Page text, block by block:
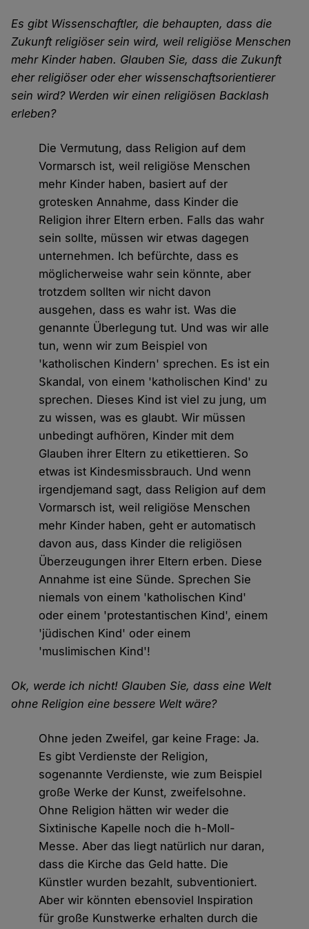
Es gibt Wissenschaftler, die behaupten, dass die
Zukunft religiöser sein wird, weil religiöse Menschen
mehr Kinder haben. Glauben Sie, dass die Zukunft
eher religiöser oder eher wissenschaftsorientierer
sein wird? Werden wir einen religiösen Backlash
erleben?
Die Vermutung, dass Religion auf dem
Vormarsch ist, weil religiöse Menschen
mehr Kinder haben, basiert auf der
grotesken Annahme, dass Kinder die
Religion ihrer Eltern erben. Falls das wahr
sein sollte, müssen wir etwas dagegen
unternehmen. Ich befürchte, dass es
möglicherweise wahr sein könnte, aber
trotzdem sollten wir nicht davon
ausgehen, dass es wahr ist. Was die
genannte Überlegung tut. Und was wir alle
tun, wenn wir zum Beispiel von
'katholischen Kindern' sprechen. Es ist ein
Skandal, von einem 'katholischen Kind' zu
sprechen. Dieses Kind ist viel zu jung, um
zu wissen, was es glaubt. Wir müssen
unbedingt aufhören, Kinder mit dem
Glauben ihrer Eltern zu etikettieren. So
etwas ist Kindesmissbrauch. Und wenn
irgendjemand sagt, dass Religion auf dem
Vormarsch ist, weil religiöse Menschen
mehr Kinder haben, geht er automatisch
davon aus, dass Kinder die religiösen
Überzeugungen ihrer Eltern erben. Diese
Annahme ist eine Sünde. Sprechen Sie
niemals von einem 'katholischen Kind'
oder einem 'protestantischen Kind', einem
'jüdischen Kind' oder einem
'muslimischen Kind'!
Ok, werde ich nicht! Glauben Sie, dass eine Welt
ohne Religion eine bessere Welt wäre?
Ohne jeden Zweifel, gar keine Frage: Ja.
Es gibt Verdienste der Religion,
sogenannte Verdienste, wie zum Beispiel
große Werke der Kunst, zweifelsohne.
Ohne Religion hätten wir weder die
Sixtinische Kapelle noch die h-Moll-
Messe. Aber das liegt natürlich nur daran,
dass die Kirche das Geld hatte. Die
Künstler wurden bezahlt, subventioniert.
Aber wir könnten ebensoviel Inspiration
für große Kunstwerke erhalten durch die